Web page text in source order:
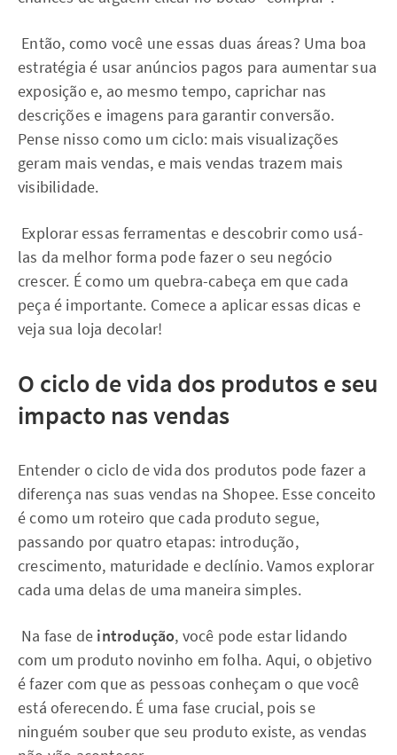
Então, como você une essas duas áreas? Uma boa
estratégia é usar anúncios pagos para aumentar sua
exposição e, ao mesmo tempo, caprichar nas
descrições e imagens para garantir conversão.
Pense nisso como um ciclo: mais visualizações
geram mais vendas, e mais vendas trazem mais
visibilidade.
Explorar essas ferramentas e descobrir como usá-
las da melhor forma pode fazer o seu negócio
crescer. É como um quebra-cabeça em que cada
peça é importante. Comece a aplicar essas dicas e
veja sua loja decolar!
O ciclo de vida dos produtos e seu
impacto nas vendas
Entender o ciclo de vida dos produtos pode fazer a
diferença nas suas vendas na Shopee. Esse conceito
é como um roteiro que cada produto segue,
passando por quatro etapas: introdução,
crescimento, maturidade e declínio. Vamos explorar
cada uma delas de uma maneira simples.
Na fase de introdução, você pode estar lidando
com um produto novinho em folha. Aqui, o objetivo
é fazer com que as pessoas conheçam o que você
está oferecendo. É uma fase crucial, pois se
ninguém souber que seu produto existe, as vendas